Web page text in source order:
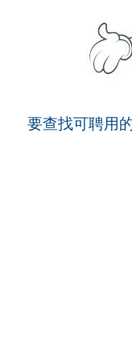
要查找可聘用